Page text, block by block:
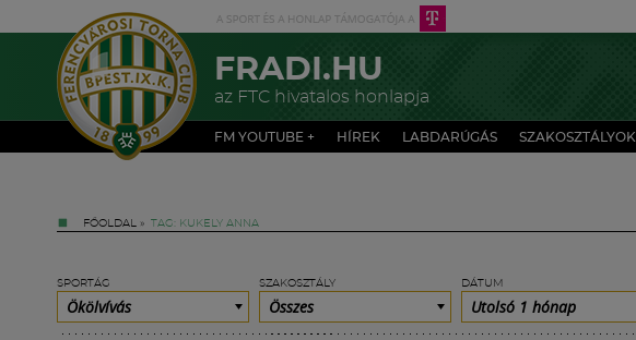
FRADI.HU
az FTC hivatalos honlapja
FM YOUTUBE + HÍREK LABDARÚGÁS SZAKOSZTÁLYOK
FŐOLDAL » TAG: KUKELY ANNA
SPORTÁG
Ökölvívás
SZAKOSZTÁLY
Összes
DÁTUM
Utolsó 1 hónap